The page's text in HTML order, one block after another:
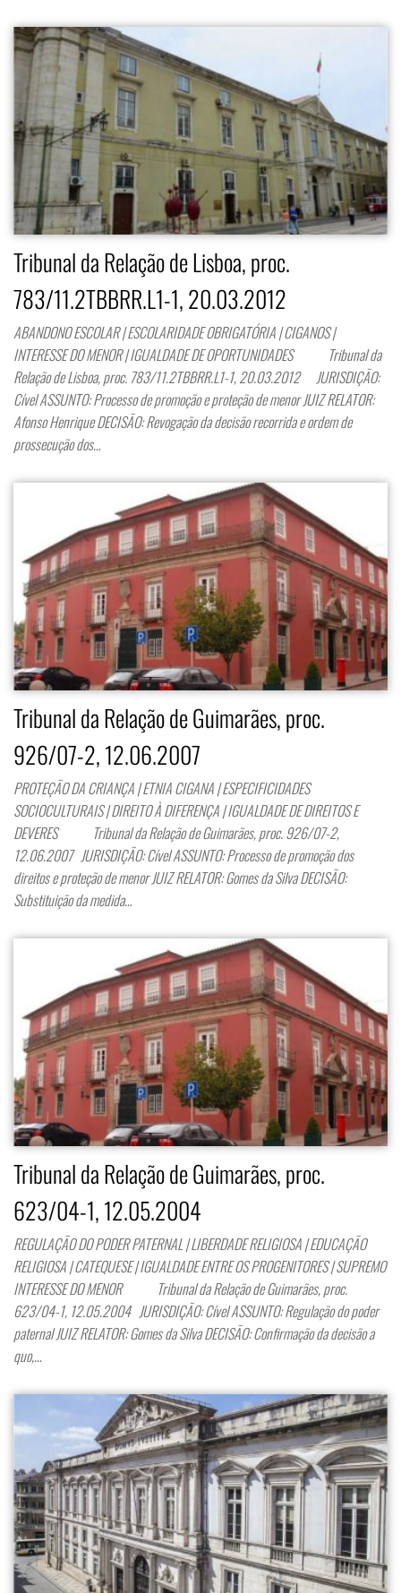
Tribunal da Relação de Lisboa, proc.
783/11.2TBBRR.L1-1, 20.03.2012
ABANDONO ESCOLAR | ESCOLARIDADE OBRIGATÓRIA | CIGANOS |
INTERESSE DO MENOR | IGUALDADE DE OPORTUNIDADES Tribunal da
Relação de Lisboa, proc. 783/11.2TBBRR.L1-1, 20.03.2012 JURISDIÇÃO:
Cível ASSUNTO: Processo de promoção e proteção de menor JUIZ RELATOR:
Afonso Henrique DECISÃO: Revogação da decisão recorrida e ordem de
prossecução dos…
Tribunal da Relação de Guimarães, proc.
926/07-2, 12.06.2007
PROTEÇÃO DA CRIANÇA | ETNIA CIGANA | ESPECIFICIDADES
SOCIOCULTURAIS | DIREITO À DIFERENÇA | IGUALDADE DE DIREITOS E
DEVERES Tribunal da Relação de Guimarães, proc. 926/07-2,
12.06.2007 JURISDIÇÃO: Cível ASSUNTO: Processo de promoção dos
direitos e proteção de menor JUIZ RELATOR: Gomes da Silva DECISÃO:
Substituição da medida…
Tribunal da Relação de Guimarães, proc.
623/04-1, 12.05.2004
REGULAÇÃO DO PODER PATERNAL | LIBERDADE RELIGIOSA | EDUCAÇÃO
RELIGIOSA | CATEQUESE | IGUALDADE ENTRE OS PROGENITORES | SUPREMO
INTERESSE DO MENOR Tribunal da Relação de Guimarães, proc.
623/04-1, 12.05.2004 JURISDIÇÃO: Cível ASSUNTO: Regulação do poder
paternal JUIZ RELATOR: Gomes da Silva DECISÃO: Confirmação da decisão a
quo,…